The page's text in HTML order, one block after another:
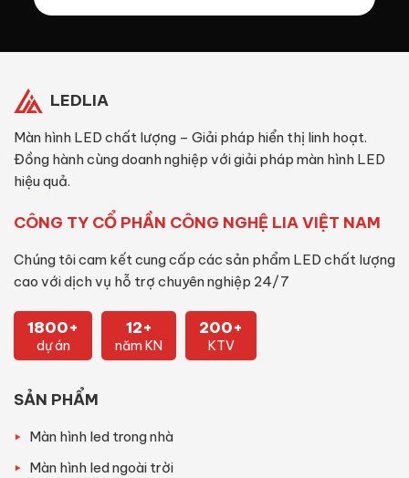
LEDLIA
Màn hình LED chất lượng – Giải pháp hiển thị linh hoạt.
Đồng hành cùng doanh nghiệp với giải pháp màn hình LED
hiệu quả.
CÔNG TY CỔ PHẦN CÔNG NGHỆ LIA VIỆT NAM
Chúng tôi cam kết cung cấp các sản phẩm LED chất lượng
cao với dịch vụ hỗ trợ chuyên nghiệp 24/7
1800+
dự án
12+
năm KN
200+
KTV
SẢN PHẨM
Màn hình led trong nhà
Màn hình led ngoài trời